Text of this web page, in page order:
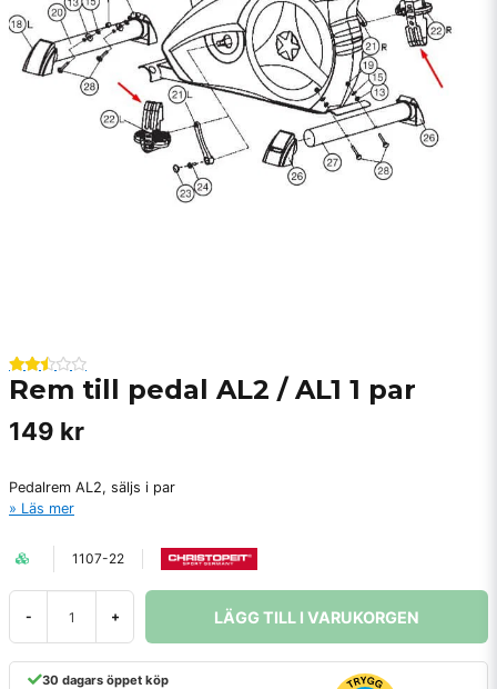
Rem till pedal AL2 / AL1 1 par
149 kr
Pedalrem AL2, säljs i par
Läs mer
1107-22
- + LÄGG TILL I VARUKORGEN
30 dagars öppet köp